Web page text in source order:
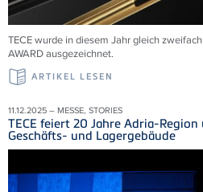
TECE wurde in diesem Jahr gleich
AWARD ausgezeichnet.
ARTIKEL LESEN
11.12.2025 – MESSE, STORIES
TECE feiert 20 Jahre Adria-
Geschäfts- und Lagergebäude